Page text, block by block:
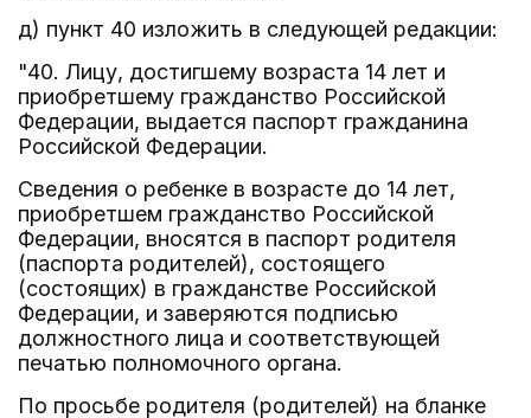
д) пункт 40 изложить в следующей редакции:
"40. Лицу, достигшему возраста 14 лет и
приобретшему гражданство Российской
Федерации, выдается паспорт гражданина
Российской Федерации.
Сведения о ребенке в возрасте до 14 лет,
приобретшем гражданство Российской
Федерации, вносятся в паспорт родителя
(паспорта родителей), состоящего
(состоящих) в гражданстве Российской
Федерации, и заверяются подписью
должностного лица и соответствующей
печатью полномочного органа.
По просьбе родителя (родителей) на бланке